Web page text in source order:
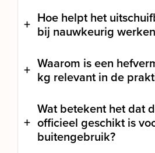
Hoe helpt het
bij nauwkeurig
Waarom is een
kg relevant in de
Wat betekent het dat
officieel geschikt is
buitengebruik?